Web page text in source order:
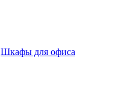
Шкафы для офиса